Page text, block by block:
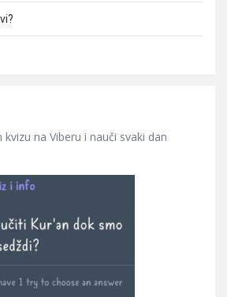
na Viberu i nauči svaki dan